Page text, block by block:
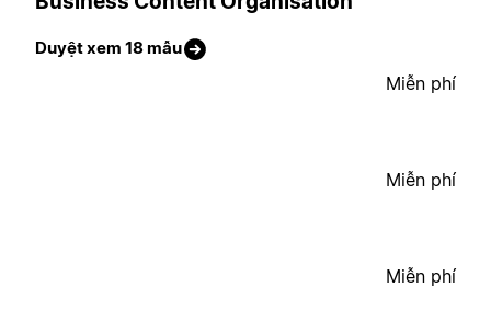
Duyệt xem 18 mẫu
Miễn phí
Miễn phí
Miễn phí